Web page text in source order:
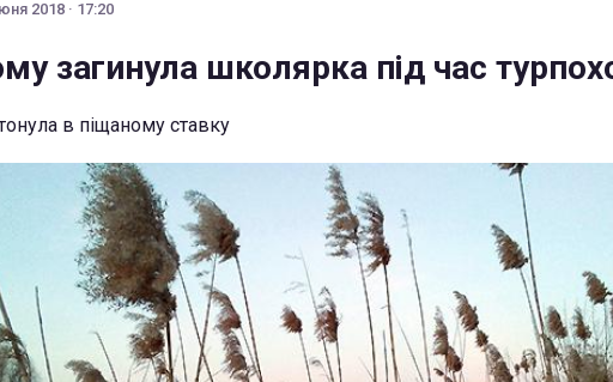
2018 · 17:20
загинула школярка під час
в піщаному ставку